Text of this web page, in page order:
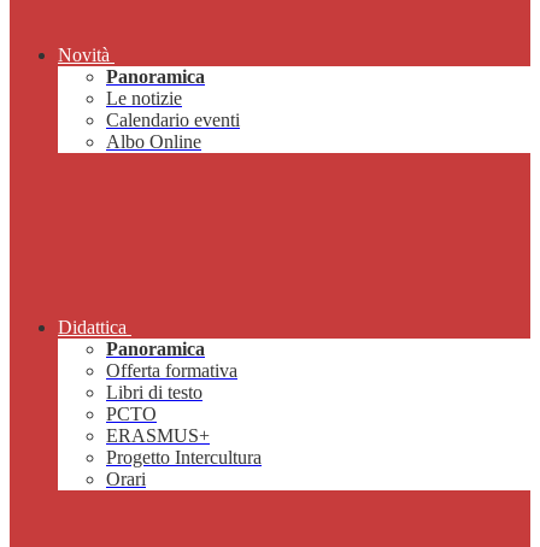
Novità
Panoramica
Le notizie
Calendario eventi
Albo Online
Didattica
Panoramica
Offerta formativa
Libri di testo
PCTO
ERASMUS+
Progetto Intercultura
Orari